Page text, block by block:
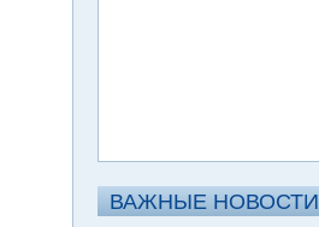
ВАЖНЫЕ НОВОСТИ